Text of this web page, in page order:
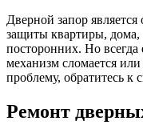
Дверной запор
защиты квартиры,
посторонних. Но всегда
механизм сломается
проблему, обратитесь к
Ремонт